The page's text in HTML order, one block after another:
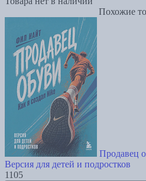
Похожие
Продавец
Версия для детей и подростков
1105